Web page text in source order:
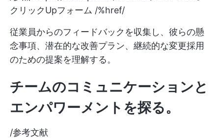
クリックUpフォーム /%href/
従業員からのフィードバックを収集し、彼らの懸
念事項、潜在的な改善プラン、継続的な変更採用
のための提案を理解する。
チームのコミュニケーションと
エンパワーメントを探る。
/参考文献